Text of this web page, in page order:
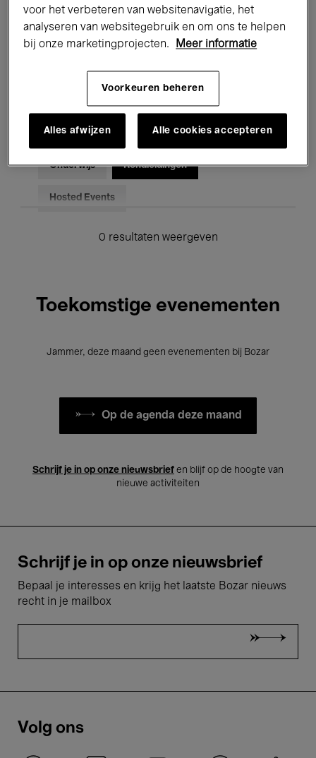
Performances Lezingen & Debatten
Jazz Klassieke Muziek Global Music
Voor iedereen Kids’ Palace
Onderwijs Rondleidingen
Hosted Events
0 resultaten weergeven
Toekomstige evenementen
Jammer, deze maand geen evenementen bij Bozar
Op de agenda deze maand
Schrijf je in op onze nieuwsbrief en blijf op de hoogte van
nieuwe activiteiten
Schrijf je in op onze nieuwsbrief
Bepaal je interesses en krijg het laatste Bozar nieuws
recht in je mailbox
Volg ons
voor het verbeteren van websitenavigatie, het
analyseren van websitegebruik en om ons te helpen
bij onze marketingprojecten.
Meer informatie
Voorkeuren beheren
Alles afwijzen Alle cookies accepteren